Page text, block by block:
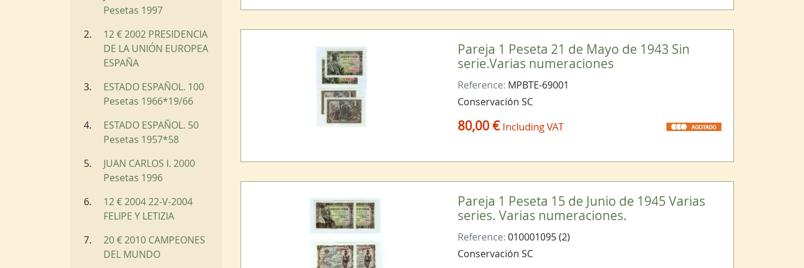
Pesetas 1997
12 € 2002 PRESIDENCIA
DE LA UNIÓN EUROPEA
ESPAÑA
ESTADO ESPAÑOL. 100
Pesetas 1966*19/66
ESTADO ESPAÑOL. 50
Pesetas 1957*58
JUAN CARLOS I. 2000
Pesetas 1996
12 € 2004 22-V-2004
FELIPE Y LETIZIA
20 € 2010 CAMPEONES
DEL MUNDO
Pareja 1 Peseta 21 de Mayo de 1943 Sin
serie.Varias numeraciones
Reference: MPBTE-69001
Conservación SC
80,00 € Including VAT
Pareja 1 Peseta 15 de Junio de 1945 Varias
series. Varias numeraciones.
Reference:010001095 (2)
Conservación SC